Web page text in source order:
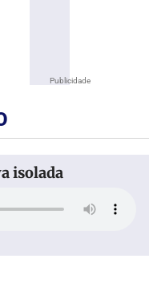
Publicidade
isolada